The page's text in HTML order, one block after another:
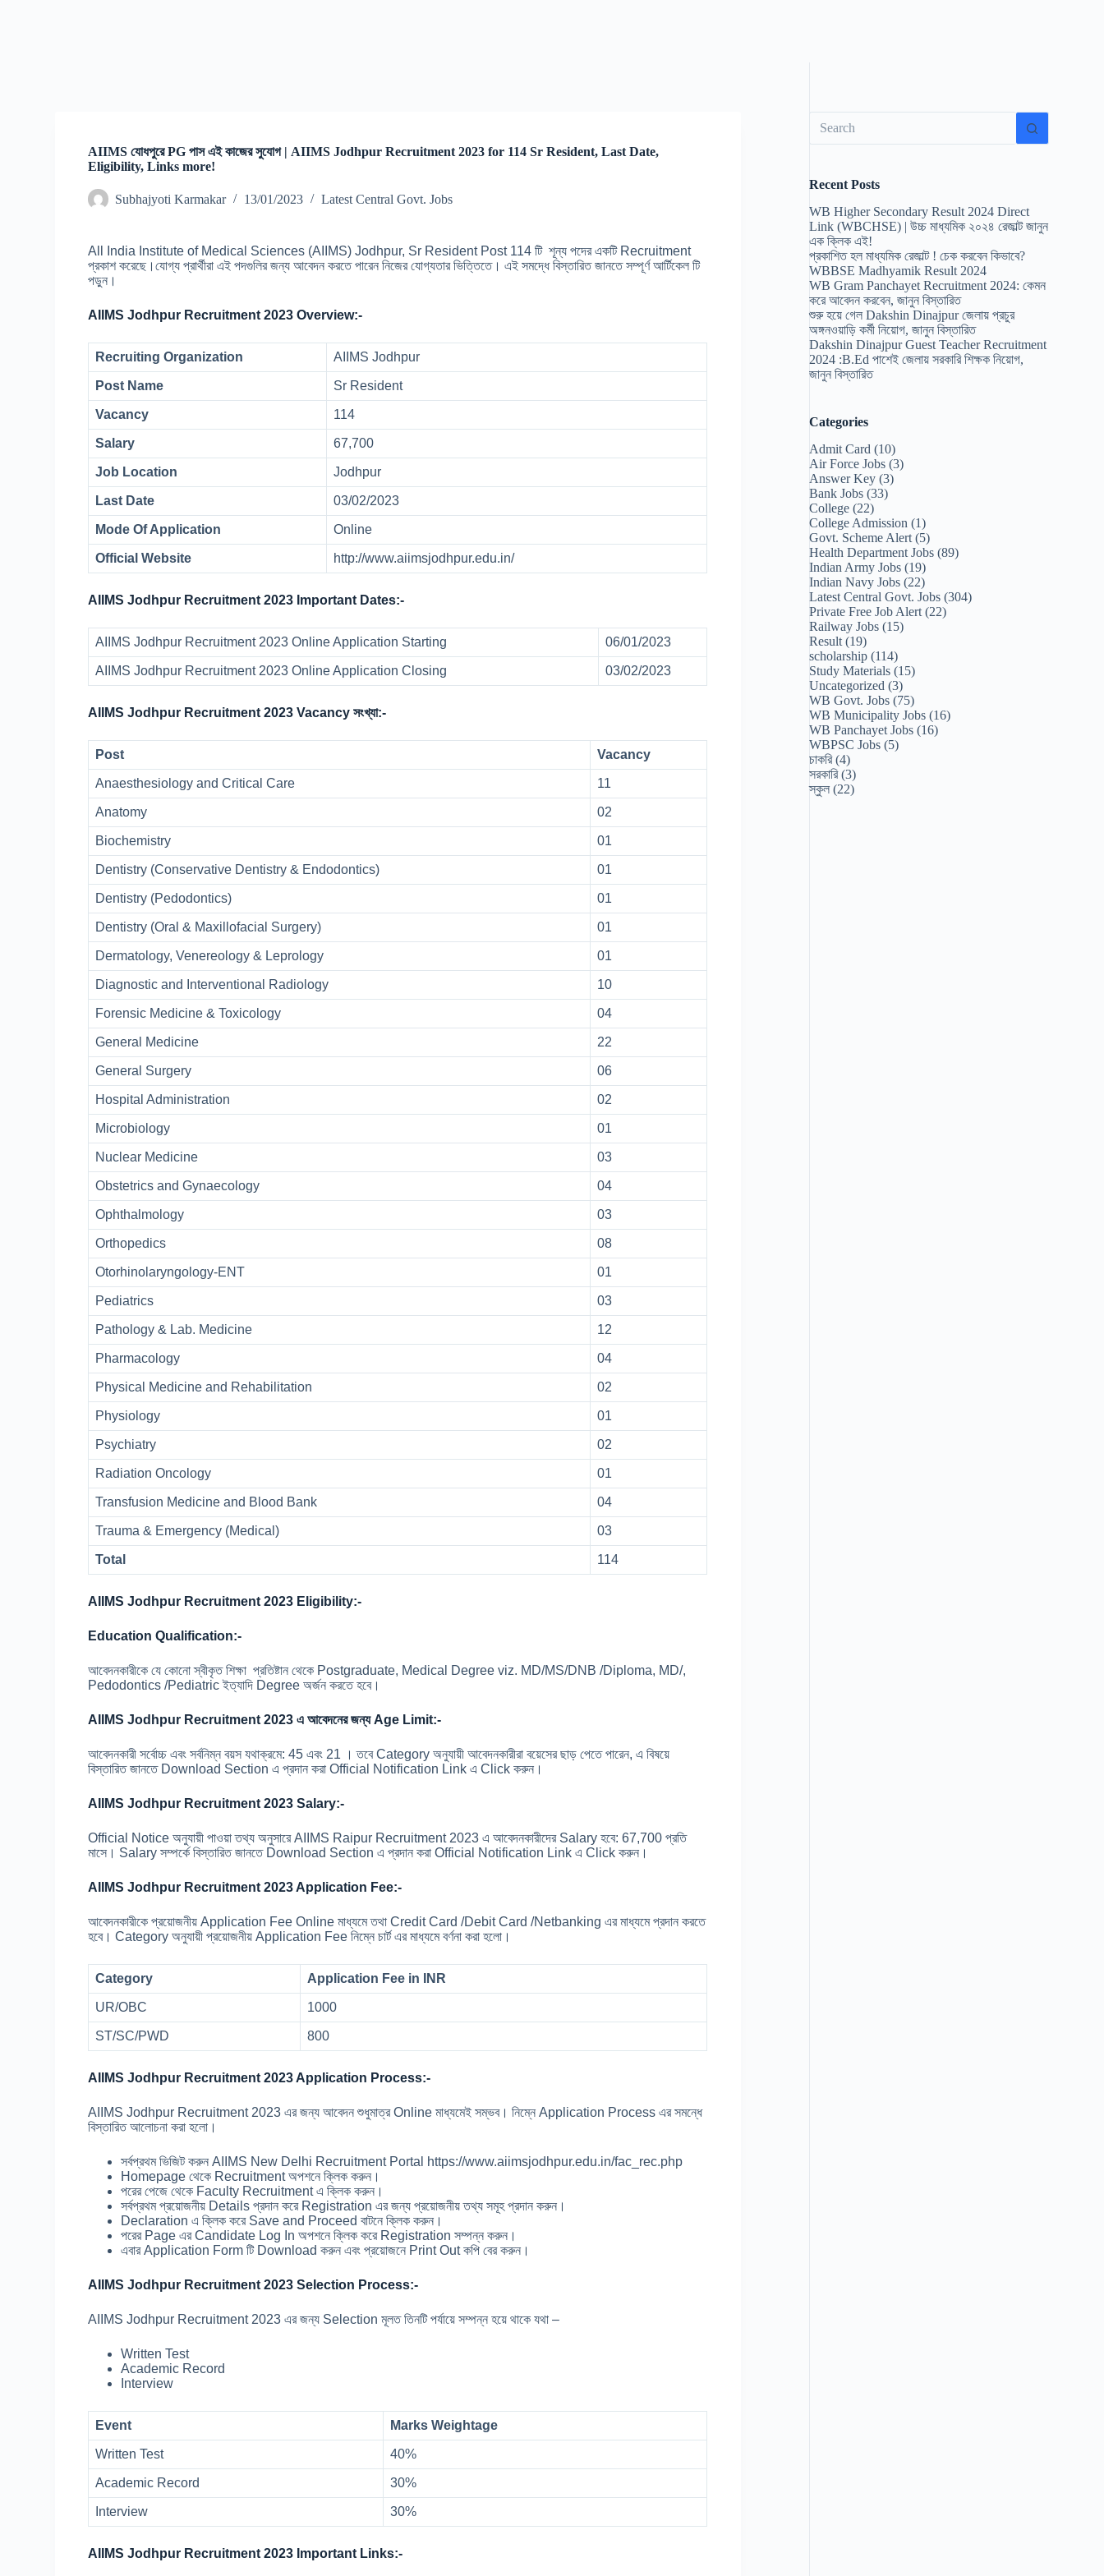
AIIMS যোধপুরে PG পাস এই কাজের সুযোগ | AIIMS Jodhpur Recruitment 2023 for 114 Sr Resident, Last Date,
Eligibility, Links more!
Subhajyoti Karmakar 13/01/2023 Latest Central Govt. Jobs
All India Institute of Medical Sciences (AIIMS) Jodhpur, Sr Resident Post 114 টি শূন্য পদের একটি Recruitment
প্রকাশ করেছে।যোগ্য প্রার্থীরা এই পদগুলির জন্য আবেদন করতে পারেন নিজের যোগ্যতার ভিত্তিতে। এই সমদ্ধে বিস্তারিত জানতে সম্পূর্ণ আর্টিকেল টি
পড়ুন।
AIIMS Jodhpur Recruitment 2023 Overview:-
Recruiting Organization AIIMS Jodhpur
Post Name Sr Resident
Vacancy 114
Salary 67,700
Job Location Jodhpur
Last Date 03/02/2023
Mode Of Application Online
Official Website http://www.aiimsjodhpur.edu.in/
AIIMS Jodhpur Recruitment 2023 Important Dates:-
AIIMS Jodhpur Recruitment 2023 Online Application Starting 06/01/2023
AIIMS Jodhpur Recruitment 2023 Online Application Closing 03/02/2023
AIIMS Jodhpur Recruitment 2023 Vacancy সংখ্যা:-
Post Vacancy
Anaesthesiology and Critical Care 11
Anatomy 02
Biochemistry 01
Dentistry (Conservative Dentistry & Endodontics) 01
Dentistry (Pedodontics) 01
Dentistry (Oral & Maxillofacial Surgery) 01
Dermatology, Venereology & Leprology 01
Diagnostic and Interventional Radiology 10
Forensic Medicine & Toxicology 04
General Medicine 22
General Surgery 06
Hospital Administration 02
Microbiology 01
Nuclear Medicine 03
Obstetrics and Gynaecology 04
Ophthalmology 03
Orthopedics 08
Otorhinolaryngology-ENT 01
Pediatrics 03
Pathology & Lab. Medicine 12
Pharmacology 04
Physical Medicine and Rehabilitation 02
Physiology 01
Psychiatry 02
Radiation Oncology 01
Transfusion Medicine and Blood Bank 04
Trauma & Emergency (Medical) 03
Total 114
AIIMS Jodhpur Recruitment 2023 Eligibility:-
Education Qualification:-
আবেদনকারীকে যে কোনো স্বীকৃত শিক্ষা প্রতিষ্টান থেকে Postgraduate, Medical Degree viz. MD/MS/DNB /Diploma, MD/,
Pedodontics /Pediatric ইত্যাদি Degree অর্জন করতে হবে।
AIIMS Jodhpur Recruitment 2023 এ আবেদনের জন্য Age Limit:-
আবেদনকারী সর্বোচ্চ এবং সর্বনিম্ন বয়স যথাক্রমে: 45 এবং 21 । তবে Category অনুযায়ী আবেদনকারীরা বয়েসের ছাড় পেতে পারেন, এ বিষয়ে
বিস্তারিত জানতে Download Section এ প্রদান করা Official Notification Link এ Click করুন।
AIIMS Jodhpur Recruitment 2023 Salary:-
Official Notice অনুযায়ী পাওয়া তথ্য অনুসারে AIIMS Raipur Recruitment 2023 এ আবেদনকারীদের Salary হবে: 67,700 প্রতি
মাসে। Salary সম্পর্কে বিস্তারিত জানতে Download Section এ প্রদান করা Official Notification Link এ Click করুন।
AIIMS Jodhpur Recruitment 2023 Application Fee:-
আবেদনকারীকে প্রয়োজনীয় Application Fee Online মাধ্যমে তথা Credit Card /Debit Card /Netbanking এর মাধ্যমে প্রদান করতে
হবে। Category অনুযায়ী প্রয়োজনীয় Application Fee নিম্নে চার্ট এর মাধ্যমে বর্ণনা করা হলো।
Category Application Fee in INR
UR/OBC 1000
ST/SC/PWD 800
AIIMS Jodhpur Recruitment 2023 Application Process:-
AIIMS Jodhpur Recruitment 2023 এর জন্য আবেদন শুধুমাত্র Online মাধ্যমেই সম্ভব। নিম্নে Application Process এর সমন্ধে
বিস্তারিত আলোচনা করা হলো।
সর্বপ্রথম ভিজিট করুন AIIMS New Delhi Recruitment Portal https://www.aiimsjodhpur.edu.in/fac_rec.php
Homepage থেকে Recruitment অপশনে ক্লিক করুন।
পরের পেজে থেকে Faculty Recruitment এ ক্লিক করুন।
সর্বপ্রথম প্রয়োজনীয় Details প্রদান করে Registration এর জন্য প্রয়োজনীয় তথ্য সমূহ প্রদান করুন।
Declaration এ ক্লিক করে Save and Proceed বাটনে ক্লিক করুন।
পরের Page এর Candidate Log In অপশনে ক্লিক করে Registration সম্পন্ন করুন।
এবার Application Form টি Download করুন এবং প্রয়োজনে Print Out কপি বের করুন।
AIIMS Jodhpur Recruitment 2023 Selection Process:-
AIIMS Jodhpur Recruitment 2023 এর জন্য Selection মূলত তিনটি পর্যায়ে সম্পন্ন হয়ে থাকে যথা –
Written Test
Academic Record
Interview
Event Marks Weightage
Written Test 40%
Academic Record 30%
Interview 30%
AIIMS Jodhpur Recruitment 2023 Important Links:-
results
Recent Posts
WB Higher Secondary Result 2024 Direct
Link (WBCHSE) | উচ্চ মাধ্যমিক ২০২৪ রেজাল্ট জানুন
এক ক্লিক এই!
প্রকাশিত হল মাধ্যমিক রেজাল্ট ! চেক করবেন কিভাবে?
WBBSE Madhyamik Result 2024
WB Gram Panchayet Recruitment 2024: কেমন
করে আবেদন করবেন, জানুন বিস্তারিত
শুরু হয়ে গেল Dakshin Dinajpur জেলায় প্রচুর
অঙ্গনওয়াড়ি কর্মী নিয়োগ, জানুন বিস্তারিত
Dakshin Dinajpur Guest Teacher Recruitment
2024 :B.Ed পাশেই জেলায় সরকারি শিক্ষক নিয়োগ,
জানুন বিস্তারিত
Categories
Admit Card (10)
Air Force Jobs (3)
Answer Key (3)
Bank Jobs (33)
College (22)
College Admission (1)
Govt. Scheme Alert (5)
Health Department Jobs (89)
Indian Army Jobs (19)
Indian Navy Jobs (22)
Latest Central Govt. Jobs (304)
Private Free Job Alert (22)
Railway Jobs (15)
Result (19)
scholarship (114)
Study Materials (15)
Uncategorized (3)
WB Govt. Jobs (75)
WB Municipality Jobs (16)
WB Panchayet Jobs (16)
WBPSC Jobs (5)
চাকরি(4)
সরকারি(3)
স্কুল (22)